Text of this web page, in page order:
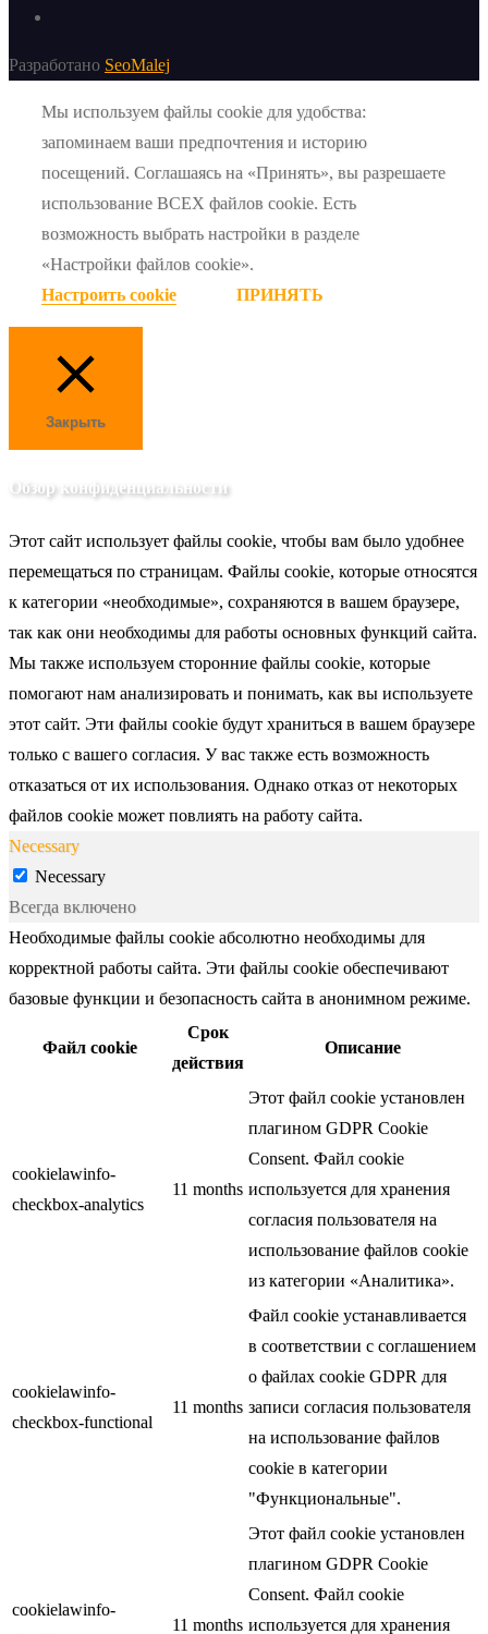
Разработано SeoMalej
Мы используем файлы cookie для удобства:
запоминаем ваши предпочтения и историю
посещений. Соглашаясь на «Принять», вы разрешаете
использование ВСЕХ файлов cookie. Есть
возможность выбрать настройки в разделе
«Настройки файлов cookie».
Настроить cookie
ПРИНЯТЬ
Закрыть
Обзор конфиденциальности
Этот сайт использует файлы cookie, чтобы вам было удобнее
перемещаться по страницам. Файлы cookie, которые относятся
к категории «необходимые», сохраняются в вашем браузере,
так как они необходимы для работы основных функций сайта.
Мы также используем сторонние файлы cookie, которые
помогают нам анализировать и понимать, как вы используете
этот сайт. Эти файлы cookie будут храниться в вашем браузере
только с вашего согласия. У вас также есть возможность
отказаться от их использования. Однако отказ от некоторых
файлов cookie может повлиять на работу сайта.
Necessary
Necessary
Всегда включено
Необходимые файлы cookie абсолютно необходимы для
корректной работы сайта. Эти файлы cookie обеспечивают
базовые функции и безопасность сайта в анонимном режиме.
Файл cookie
Срок
действия
Описание
cookielawinfo-
checkbox-analytics
11 months
Этот файл cookie установлен
плагином GDPR Cookie
Consent. Файл cookie
используется для хранения
согласия пользователя на
использование файлов cookie
из категории «Аналитика».
cookielawinfo-
checkbox-functional
11 months
Файл cookie устанавливается
в соответствии с соглашением
о файлах cookie GDPR для
записи согласия пользователя
на использование файлов
cookie в категории
"Функциональные".
cookielawinfo-
11 months
Этот файл cookie установлен
плагином GDPR Cookie
Consent. Файл cookie
используется для хранения